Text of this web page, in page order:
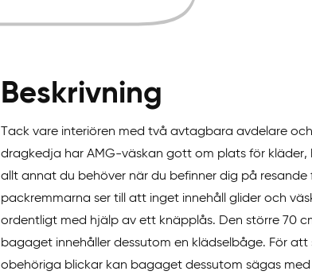
Beskrivning
Tack vare interiören med två avtagbara avdelare
dragkedja har AMG-väskan gott om plats för kläder,
allt annat du behöver när du befinner dig på resande
packremmarna ser till att inget innehåll glider och
ordentligt med hjälp av ett knäpplås. Den större 70
bagaget innehåller dessutom en klädselbåge. För
obehöriga blickar kan bagaget dessutom sägas med